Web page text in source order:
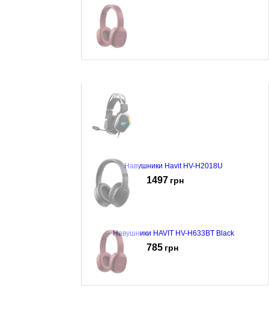
Навушники Havit HV-H2018U
1497 грн
Навушники HAVIT HV-H633BT Black
785 грн